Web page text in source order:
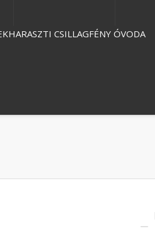
CSILLAGFÉNY ÓVODA